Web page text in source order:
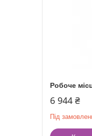
Робоче
6 944 ₴
Під